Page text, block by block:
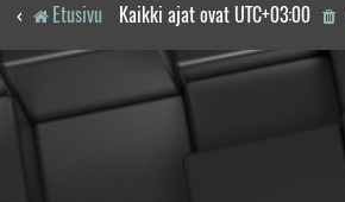
Etusivu Kaikki ajat ovat UTC+03:00